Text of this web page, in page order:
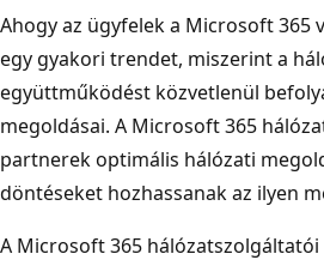
Ahogy az ügyfelek a Microsoft
egy gyakori trendet, miszerint a
együttműködést közvetlenül
megoldásai. A Microsoft 365
partnerek optimális hálózati
döntéseket hozhassanak az ilyen
A Microsoft 365